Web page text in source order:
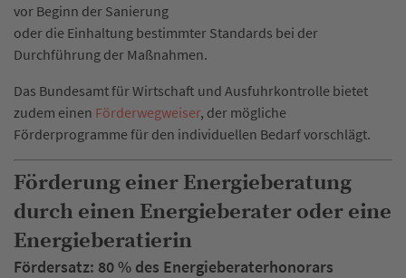
vor Beginn der Sanierung
oder die Einhaltung bestimmter Standards bei der
Durchführung der Maßnahmen.
Das Bundesamt für Wirtschaft und Ausfuhrkontrolle bietet
zudem einen Förderwegweiser, der mögliche
Förderprogramme für den individuellen Bedarf vorschlägt.
Förderung einer Energieberatung
durch einen Energieberater oder eine
Energieberatierin
Fördersatz: 80 % des Energieberaterhonorars